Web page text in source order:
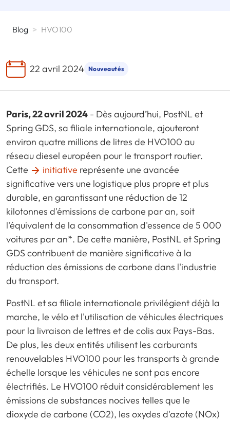
Blog > HVO100
22 avril 2024 Nouveautés
Paris, 22 avril 2024 - Dès aujourd’hui, PostNL et
Spring GDS, sa filiale internationale, ajouteront
environ quatre millions de litres de HVO100 au
réseau diesel européen pour le transport routier.
Cette
initiative représente une avancée
significative vers une logistique plus propre et plus
durable, en garantissant une réduction de 12
kilotonnes d'émissions de carbone par an, soit
l'équivalent de la consommation d'essence de 5 000
voitures par an*. De cette manière, PostNL et Spring
GDS contribuent de manière significative à la
réduction des émissions de carbone dans l'industrie
du transport.
PostNL et sa filiale internationale privilégient déjà la
marche, le vélo et l'utilisation de véhicules électriques
pour la livraison de lettres et de colis aux Pays-Bas.
De plus, les deux entités utilisent les carburants
renouvelables HVO100 pour les transports à grande
échelle lorsque les véhicules ne sont pas encore
électrifiés. Le HVO100 réduit considérablement les
émissions de substances nocives telles que le
dioxyde de carbone (CO2), les oxydes d'azote (NOx)